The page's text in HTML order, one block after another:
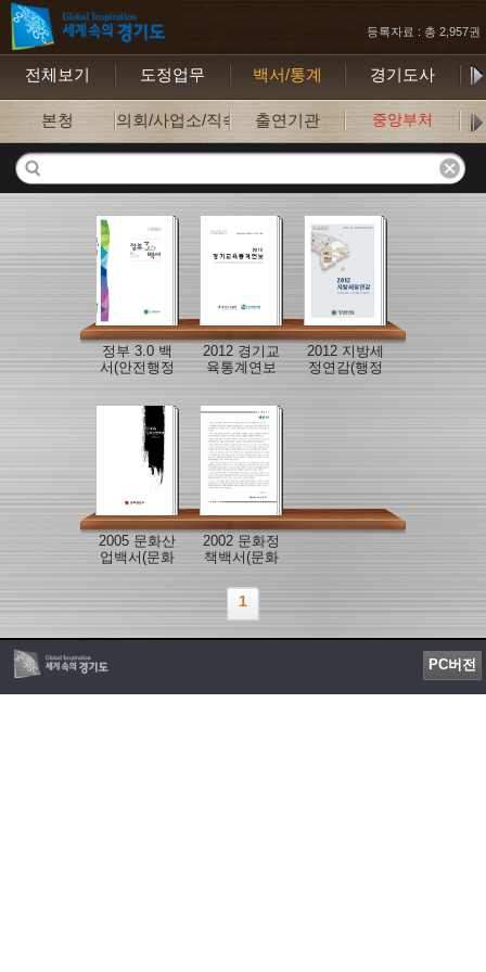
등록자료 : 총 2,957권
전체보기 도정업무 백서/통계 경기도사
본청 의회/사업소/직속기관출연기관 중앙부처
정부 3.0 백
서(안전행정
2012 경기교
육통계연보
2012 지방세
정연감(행정
2005 문화산
업백서(문화
2002 문화정
책백서(문화
1
PC버전